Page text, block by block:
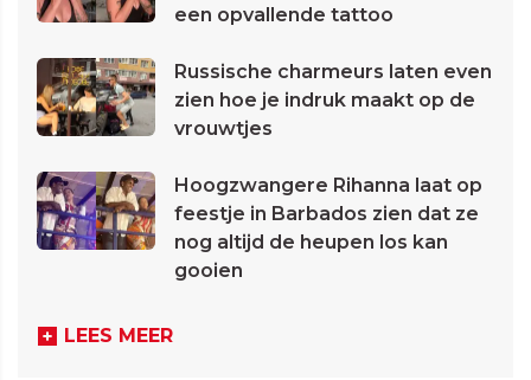
een opvallende tattoo
Russische charmeurs laten even
zien hoe je indruk maakt op de
vrouwtjes
Hoogzwangere Rihanna laat op
feestje in Barbados zien dat ze
nog altijd de heupen los kan
gooien
LEES MEER